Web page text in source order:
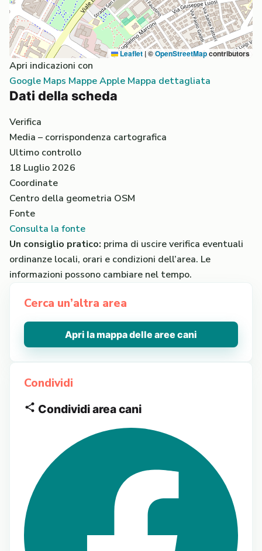
Leaflet |©OpenStreetMapcontributors
Apri indicazioni con
Google Maps Mappe Apple Mappa dettagliata
Dati della scheda
Verifica
Media – corrispondenza cartografica
Ultimo controllo
18 Luglio 2026
Coordinate
Centro della geometria OSM
Fonte
Consulta la fonte
Un consiglio pratico: prima di uscire verifica eventuali
ordinanze locali, orari e condizioni dell’area. Le
informazioni possono cambiare nel tempo.
Cerca un’altra area
Apri la mappa delle aree cani
Condividi
Condividi area cani